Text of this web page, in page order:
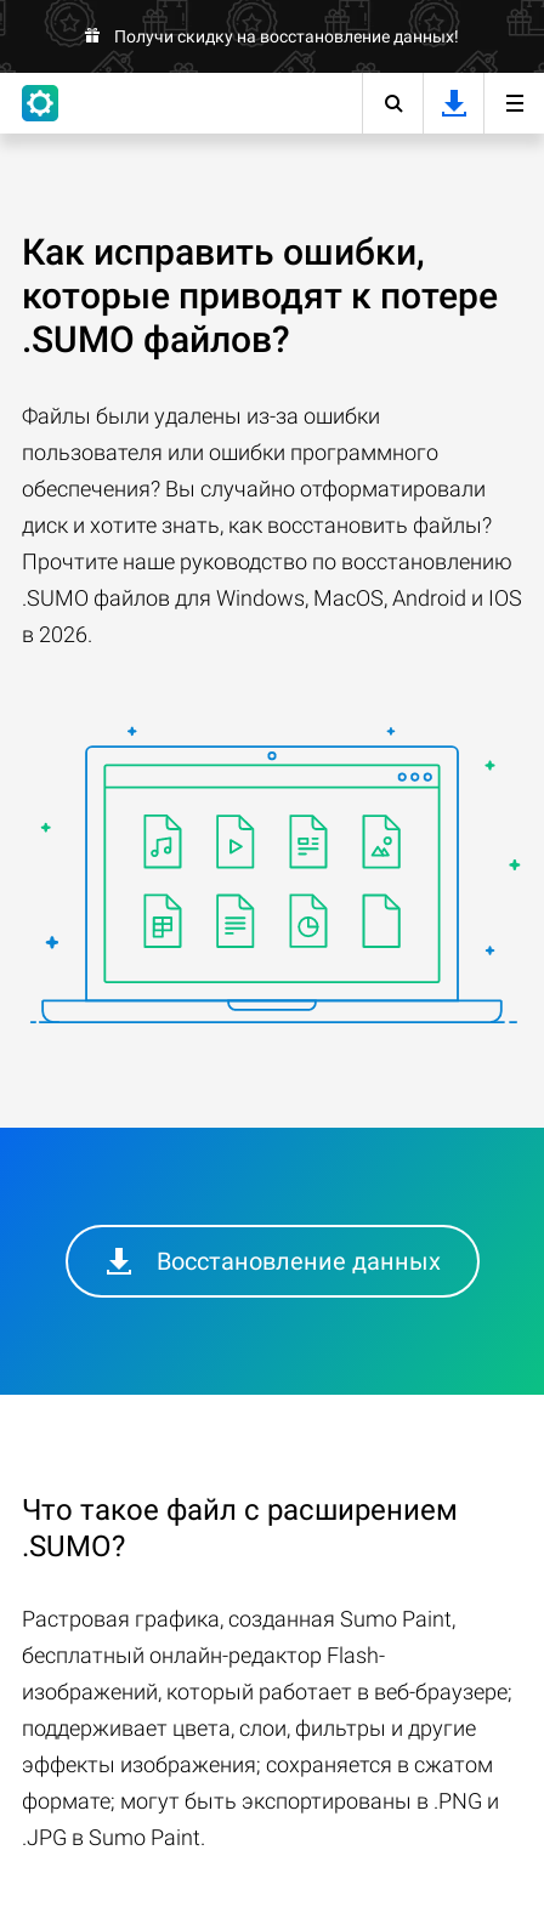
Получи скидку на восстановление данных!
Как исправить ошибки,
которые приводят к потере
.SUMO файлов?
Файлы были удалены из-за ошибки
пользователя или ошибки программного
обеспечения? Вы случайно отформатировали
диск и хотите знать, как восстановить файлы?
Прочтите наше руководство по восстановлению
.SUMO файлов для Windows, MacOS, Android и IOS
в 2026.
Восстановление данных
Что такое файл с расширением
.SUMO?
Растровая графика, созданная Sumo Paint,
бесплатный онлайн-редактор Flash-
изображений, который работает в веб-браузере;
поддерживает цвета, слои, фильтры и другие
эффекты изображения; сохраняется в сжатом
формате; могут быть экспортированы в .PNG и
.JPG в Sumo Paint.